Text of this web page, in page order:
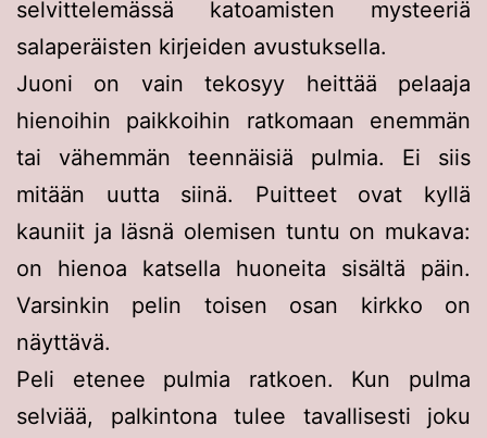
selvittelemässä katoamisten mysteeriä
salaperäisten kirjeiden avustuksella.
Juoni on vain tekosyy heittää pelaaja
hienoihin paikkoihin ratkomaan enemmän
tai vähemmän teennäisiä pulmia. Ei siis
mitään uutta siinä. Puitteet ovat kyllä
kauniit ja läsnä olemisen tuntu on mukava:
on hienoa katsella huoneita sisältä päin.
Varsinkin pelin toisen osan kirkko on
näyttävä.
Peli etenee pulmia ratkoen. Kun pulma
selviää, palkintona tulee tavallisesti joku